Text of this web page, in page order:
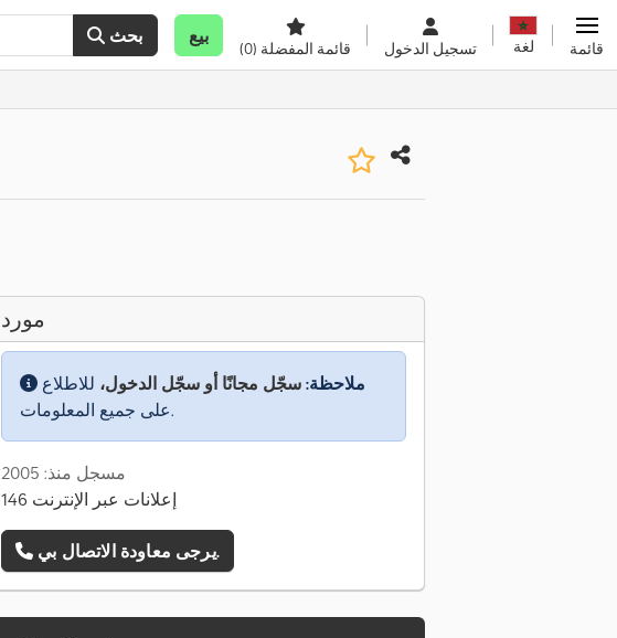
بحث بيع
قائمة المفضلة (0) تسجيل الدخول لغة قائمة
مورد
ملاحظة: سجّل مجانًا أو سجّل الدخول، للاطلاع
على جميع المعلومات.
مسجل منذ: 2005
146 إعلانات عبر الإنترنت
يرجى معاودة الاتصال بي.